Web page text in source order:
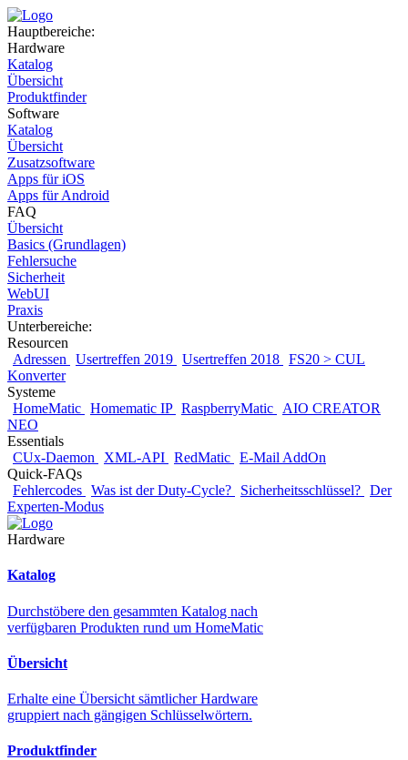
Hauptbereiche:
Hardware
Katalog
Übersicht
Produktfinder
Software
Katalog
Übersicht
Zusatzsoftware
Apps für iOS
Apps für Android
FAQ
Übersicht
Basics (Grundlagen)
Fehlersuche
Sicherheit
WebUI
Praxis
Unterbereiche:
Resourcen
Adressen
Usertreffen 2019 Usertreffen 2018 FS20 > CUL
Konverter
Systeme
HomeMatic Homematic IP RaspberryMatic
AIO CREATOR
NEO
Essentials
CUx-Daemon
XML-API RedMatic E-Mail AddOn
Quick-FAQs
Fehlercodes Was ist der Duty-Cycle? Sicherheitsschlüssel? Der
Experten-Modus
Hardware
Katalog
Durchstöbere den gesammten Katalog nach
verfügbaren Produkten rund um HomeMatic
Übersicht
Erhalte eine Übersicht sämtlicher Hardware
gruppiert nach gängigen Schlüsselwörtern.
Produktfinder